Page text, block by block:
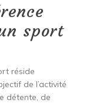
sport
réside
de l’activité
détente, de